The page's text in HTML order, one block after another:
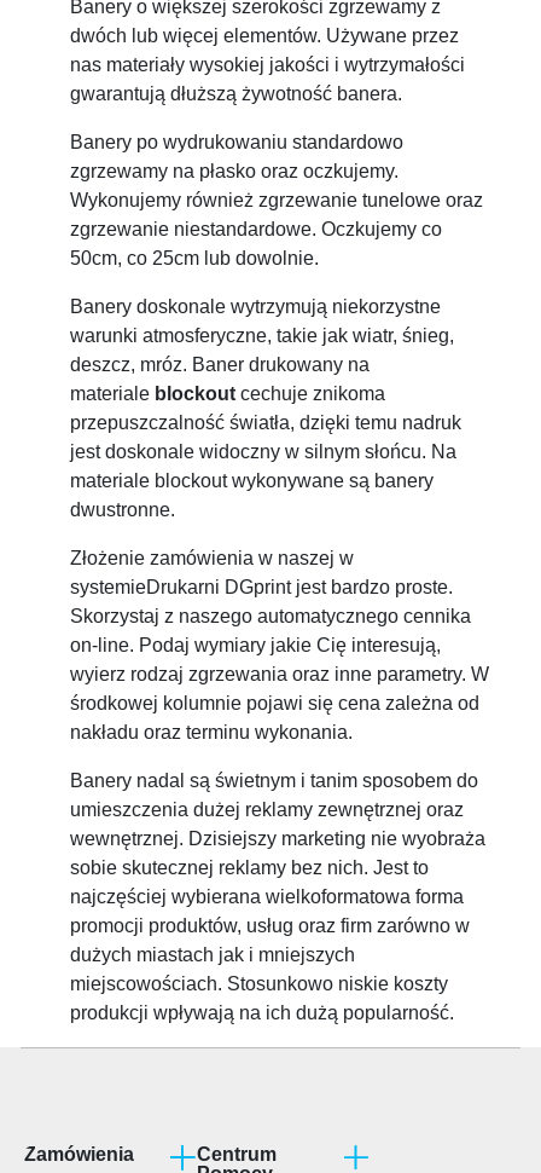
Banery o większej szerokości zgrzewamy z
dwóch lub więcej elementów. Używane przez
nas materiały wysokiej jakości i wytrzymałości
gwarantują dłuższą żywotność banera.
Banery po wydrukowaniu standardowo
zgrzewamy na płasko oraz oczkujemy.
Wykonujemy również zgrzewanie tunelowe oraz
zgrzewanie niestandardowe. Oczkujemy co
50cm, co 25cm lub dowolnie.
Banery doskonale wytrzymują niekorzystne
warunki atmosferyczne, takie jak wiatr, śnieg,
deszcz, mróz. Baner drukowany na
materiale blockout cechuje znikoma
przepuszczalność światła, dzięki temu nadruk
jest doskonale widoczny w silnym słońcu. Na
materiale blockout wykonywane są banery
dwustronne.
Złożenie zamówienia w naszej w
systemieDrukarni DGprint jest bardzo proste.
Skorzystaj z naszego automatycznego cennika
on-line. Podaj wymiary jakie Cię interesują,
wyierz rodzaj zgrzewania oraz inne parametry. W
środkowej kolumnie pojawi się cena zależna od
nakładu oraz terminu wykonania.
Banery nadal są świetnym i tanim sposobem do
umieszczenia dużej reklamy zewnętrznej oraz
wewnętrznej. Dzisiejszy marketing nie wyobraża
sobie skutecznej reklamy bez nich. Jest to
najczęściej wybierana wielkoformatowa forma
promocji produktów, usług oraz firm zarówno w
dużych miastach jak i mniejszych
miejscowościach. Stosunkowo niskie koszty
produkcji wpływają na ich dużą popularność.
Centrum
Zamówienia